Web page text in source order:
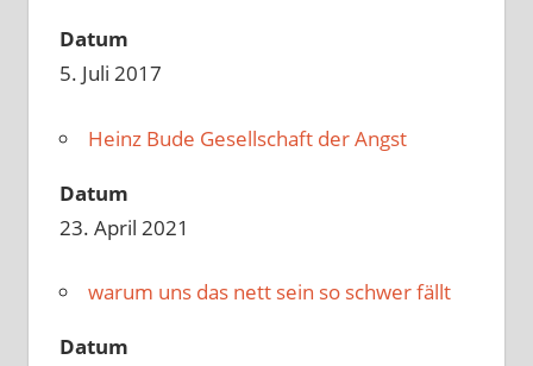
Datum
5. Juli 2017
Heinz Bude Gesellschaft der Angst
Datum
23. April 2021
warum uns das nett sein so schwer fällt
Datum